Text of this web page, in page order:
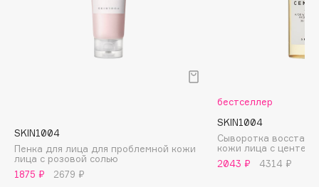
Beauty Bomb
Beauty Pati
SKIN1004
Пенка для лица для проблемной кожи
лица с розовой солью
1875 ₽
2679 ₽
бестселлер
SKIN1004
Сыворотка
кожи лица с
2043 ₽
4314 ₽